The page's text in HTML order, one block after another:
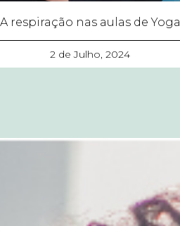
A respiração nas aulas de Yoga
2 de Julho, 2024